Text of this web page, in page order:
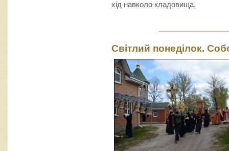
хід навколо кладовища.
Світлий понеділок.